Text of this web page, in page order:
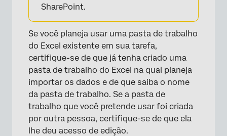
SharePoint.
Se você planeja usar uma pasta de trabalho
do Excel existente em sua tarefa,
certifique-se de que já tenha criado uma
pasta de trabalho do Excel na qual planeja
importar os dados e de que saiba o nome
da pasta de trabalho. Se a pasta de
trabalho que você pretende usar foi criada
por outra pessoa, certifique-se de que ela
lhe deu acesso de edição.